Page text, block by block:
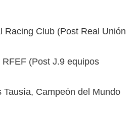
Racing Club (Post Real Unión
RFEF (Post J.9 equipos
Tausía, Campeón del Mundo